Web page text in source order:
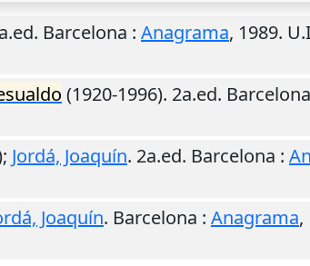
Barcelona : Anagrama, 1989.
(1920-1996). 2a.ed. Barcelona
Jordá, Joaquín. 2a.ed. Barcelona :
Joaquín. Barcelona : Anagrama,